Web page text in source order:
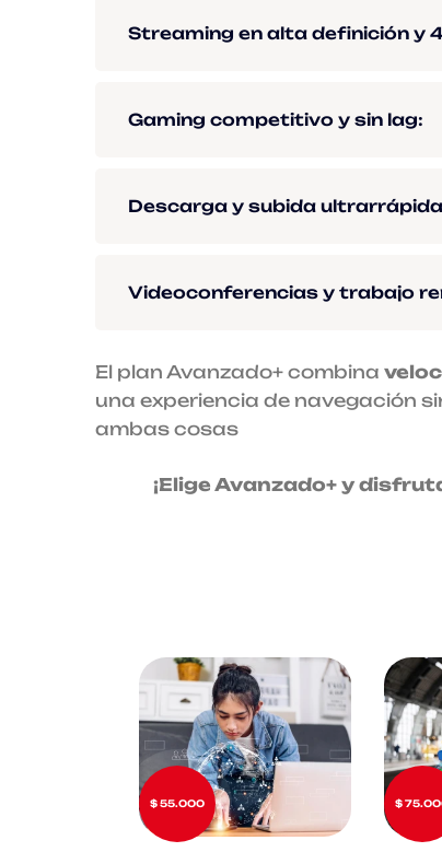
Streaming en alta definición y
Gaming competitivo y sin lag:
Descarga y subida
Videoconferencias y trabajo
El plan Avanzado+ combina
una experiencia de navegación
ambas cosas
¡Elige Avanzado+ y
$ 55.000 $